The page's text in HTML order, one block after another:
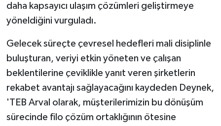
daha kapsayıcı ulaşım çözümleri geliştirmeye
yöneldiğini vurguladı.
Gelecek süreçte çevresel hedefleri mali disiplinle
buluşturan, veriyi etkin yöneten ve çalışan
beklentilerine çeviklikle yanıt veren şirketlerin
rekabet avantajı sağlayacağını kaydeden Deynek,
'TEB Arval olarak, müşterilerimizin bu dönüşüm
sürecinde filo çözüm ortaklığının ötesine